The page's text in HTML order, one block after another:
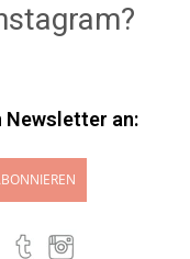
Newsletter an: